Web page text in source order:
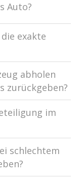
Auto?
exakte
abholen
zurückgeben?
im
schlechtem